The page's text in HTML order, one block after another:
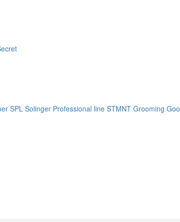
SPL Solinger Professional line STMNT Grooming